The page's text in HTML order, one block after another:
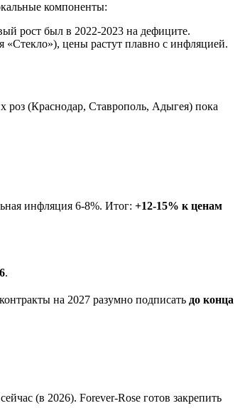
компоненты:
рост был в 2022-2023 на дефиците.
цены растут плавно с инфляцией.
роз (Краснодар, Ставрополь, Адыгея) пока
инфляция 6-8%. Итог: +12-15% к ценам
.
на 2027 разумно подписать до конца
(в 2026). Forever-Rose готов закрепить